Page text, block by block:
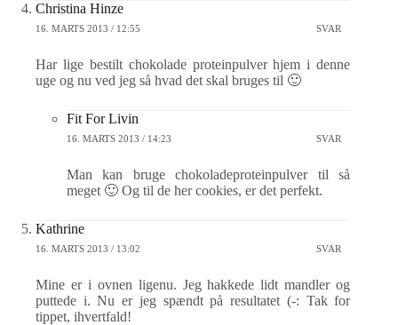
Christina Hinze
16. MARTS 2013 / 12:55 SVAR
Har lige bestilt chokolade proteinpulver hjem i denne
uge og nu ved jeg så hvad det skal bruges til 🙂
Fit For Livin
16. MARTS 2013 / 14:23 SVAR
Man kan bruge chokoladeproteinpulver til så
meget 🙂 Og til de her cookies, er det perfekt.
Kathrine
16. MARTS 2013 / 13:02 SVAR
Mine er i ovnen ligenu. Jeg hakkede lidt mandler og
puttede i. Nu er jeg spændt på resultatet (-: Tak for
tippet, ihvertfald!